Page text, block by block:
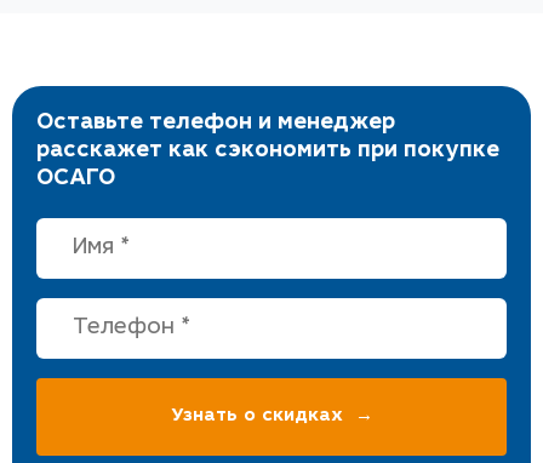
Оставьте телефон и менеджер
расскажет как сэкономить при покупке
ОСАГО